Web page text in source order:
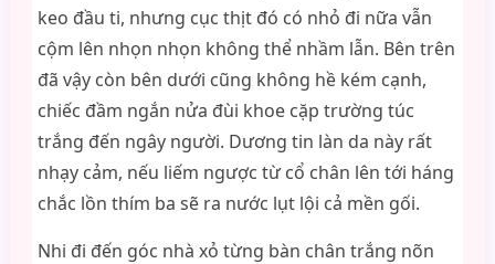
keo đầu ti, nhưng cục thịt đó có nhỏ đi nữa vẫn
cộm lên nhọn nhọn không thể nhầm lẫn. Bên trên
đã vậy còn bên dưới cũng không hề kém cạnh,
chiếc đầm ngắn nửa đùi khoe cặp trường túc
trắng đến ngây người. Dương tin làn da này rất
nhạy cảm, nếu liếm ngược từ cổ chân lên tới háng
chắc lồn thím ba sẽ ra nước lụt lội cả mền gối.
Nhi đi đến góc nhà xỏ từng bàn chân trắng nõn